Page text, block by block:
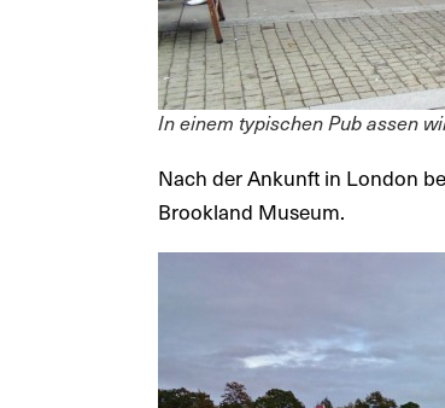
In einem typischen Pub assen
Nach der Ankunft in London
Brookland Museum.